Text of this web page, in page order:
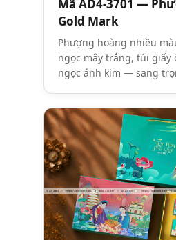
Mã AD4-3701 —
Gold Mark
Phượng hoàng nhiều
ngọc mây trắng, túi giấy
ngọc ánh kim — sang